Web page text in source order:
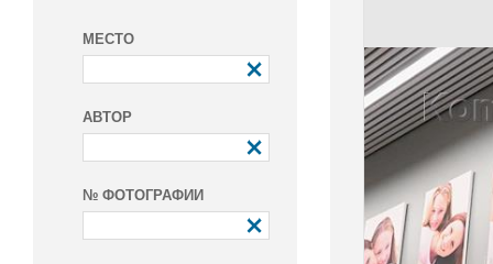
МЕСТО
АВТОР
№ ФОТОГРАФИИ